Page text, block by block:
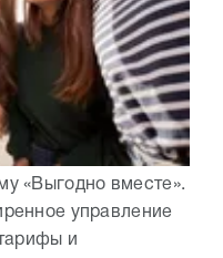
«Выгодно вместе».
управление
и